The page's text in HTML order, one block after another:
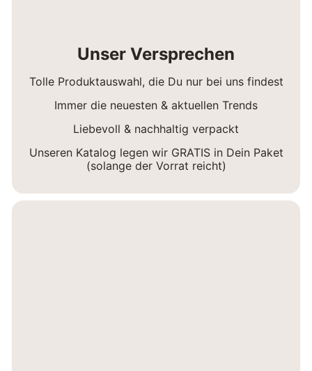
Unser Versprechen
Tolle Produktauswahl, die Du nur bei uns findest
Immer die neuesten & aktuellen Trends
Liebevoll & nachhaltig verpackt
Unseren Katalog legen wir GRATIS in Dein Paket
(solange der Vorrat reicht)